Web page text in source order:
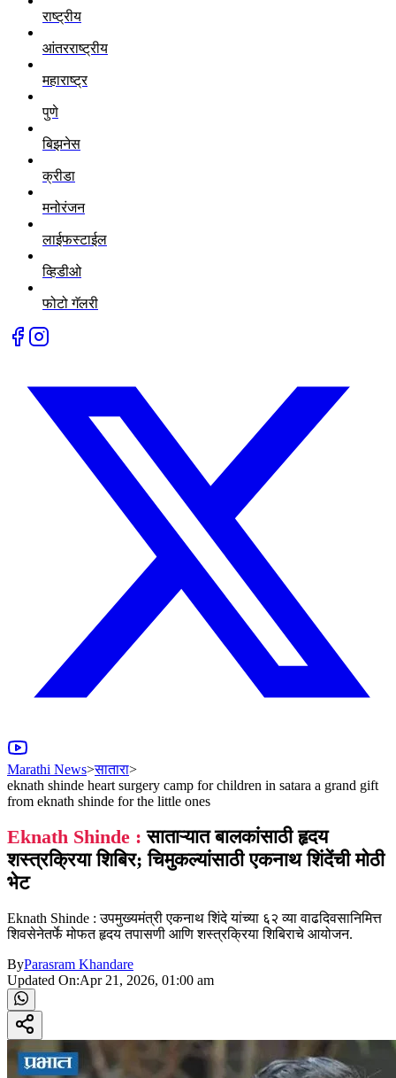
राष्ट्रीय
आंतरराष्ट्रीय
महाराष्ट्र
पुणे
बिझनेस
क्रीडा
मनोरंजन
लाईफस्टाईल
व्हिडीओ
फोटो गॅलरी
Marathi News>सातारा>
eknath shinde heart surgery camp for children in satara a grand gift
from eknath shinde for the little ones
Eknath Shinde : साताऱ्यात बालकांसाठी हृदय
शस्त्रक्रिया शिबिर; चिमुकल्यांसाठी एकनाथ शिंदेंची मोठी
भेट
Eknath Shinde : उपमुख्यमंत्री एकनाथ शिंदे यांच्या ६२ व्या वाढदिवसानिमित्त
शिवसेनेतर्फे मोफत हृदय तपासणी आणि शस्त्रक्रिया शिबिराचे आयोजन.
ByParasram Khandare
Updated On:Apr 21, 2026, 01:00 am